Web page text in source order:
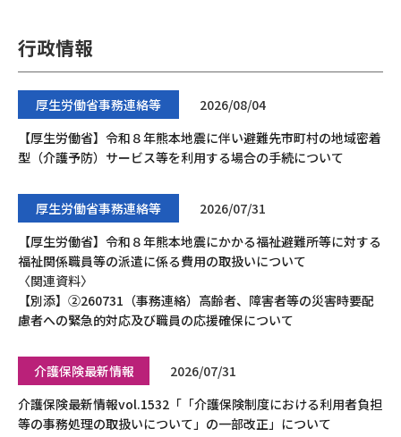
行政情報
厚生労働省事務連絡等
2026/08/04
【厚生労働省】令和８年熊本地震に伴い避難先市町村の地域密着
型（介護予防）サービス等を利用する場合の手続について
厚生労働省事務連絡等
2026/07/31
【厚生労働省】令和８年熊本地震にかかる福祉避難所等に対する
福祉関係職員等の派遣に係る費用の取扱いについて
〈関連資料〉
【別添】②260731（事務連絡）高齢者、障害者等の災害時要配
慮者への緊急的対応及び職員の応援確保について
介護保険最新情報
2026/07/31
介護保険最新情報vol.1532「「介護保険制度における利用者負担
等の事務処理の取扱いについて」の一部改正」について